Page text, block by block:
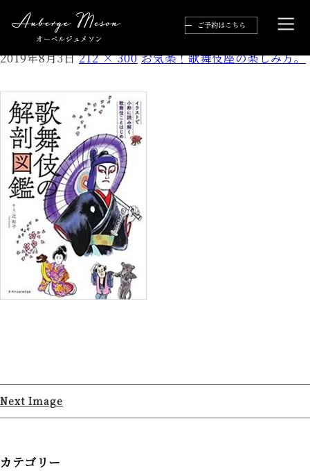
歌舞伎表紙
2019年8月3日 212 × 300 お気楽！歌舞伎座の楽しみ方。
Next Image
カテゴリー